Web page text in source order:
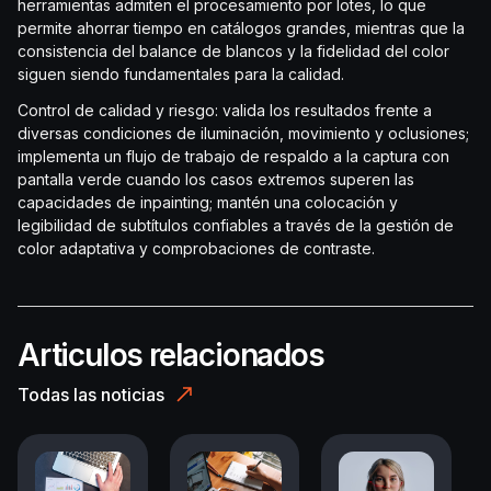
herramientas admiten el procesamiento por lotes, lo que
permite ahorrar tiempo en catálogos grandes, mientras que la
consistencia del balance de blancos y la fidelidad del color
siguen siendo fundamentales para la calidad.
Control de calidad y riesgo: valida los resultados frente a
diversas condiciones de iluminación, movimiento y oclusiones;
implementa un flujo de trabajo de respaldo a la captura con
pantalla verde cuando los casos extremos superen las
capacidades de inpainting; mantén una colocación y
legibilidad de subtítulos confiables a través de la gestión de
color adaptativa y comprobaciones de contraste.
Articulos relacionados
Todas las noticias